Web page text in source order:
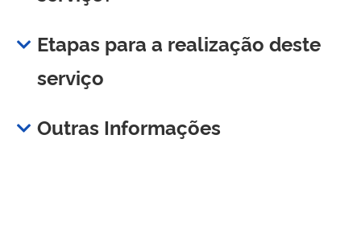
Etapas para a realização deste
serviço
Outras Informações